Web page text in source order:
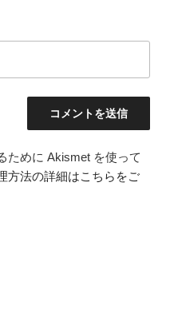
ために Akismet を使って
方法の詳細はこちらをご